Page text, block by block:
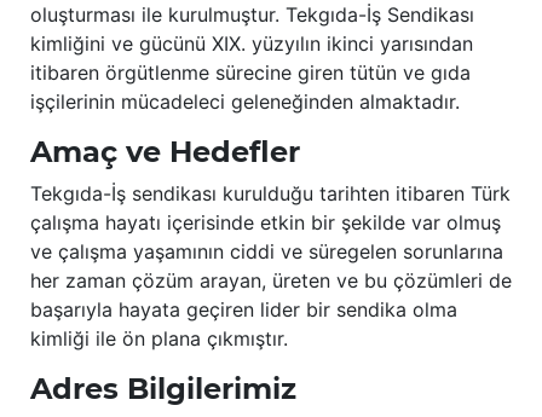
oluşturması ile kurulmuştur. Tekgıda-İş Sendikası
kimliğini ve gücünü XIX. yüzyılın ikinci yarısından
itibaren örgütlenme sürecine giren tütün ve gıda
işçilerinin mücadeleci geleneğinden almaktadır.
Amaç ve Hedefler
Tekgıda-İş sendikası kurulduğu tarihten itibaren Türk
çalışma hayatı içerisinde etkin bir şekilde var olmuş
ve çalışma yaşamının ciddi ve süregelen sorunlarına
her zaman çözüm arayan, üreten ve bu çözümleri de
başarıyla hayata geçiren lider bir sendika olma
kimliği ile ön plana çıkmıştır.
Adres Bilgilerimiz